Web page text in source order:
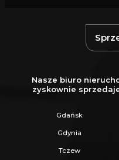
stronie:
Nasze biuro
zyskownie
Gdańsk
Gdynia
Tczew